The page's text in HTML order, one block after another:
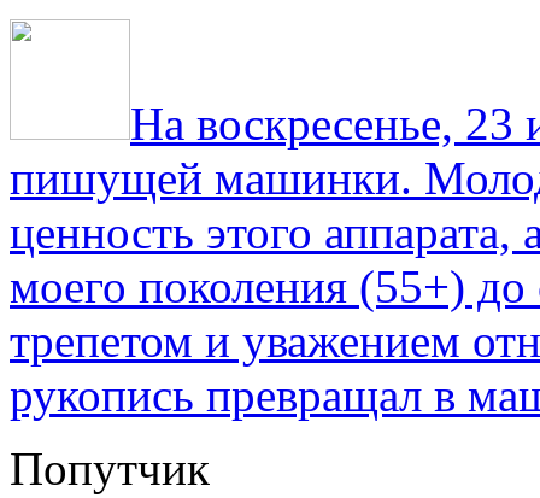
На воскресенье,
пишущей машинки.
ценность этого
моего поколения (55+) до
трепетом и уважением
рукопись превращал в
Попутчик